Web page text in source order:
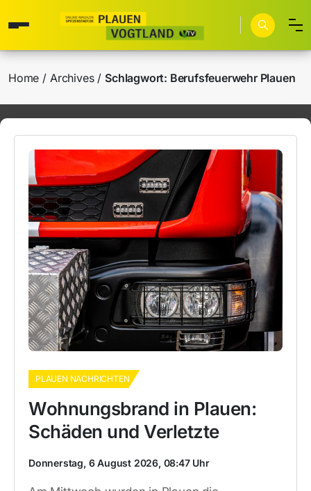
Home Archives Schlagwort: Berufsfeuerwehr Plauen
PLAUEN NACHRICHTEN
Wohnungsbrand in Plauen:
Schäden und Verletzte
Donnerstag, 6 August 2026, 08:47 Uhr